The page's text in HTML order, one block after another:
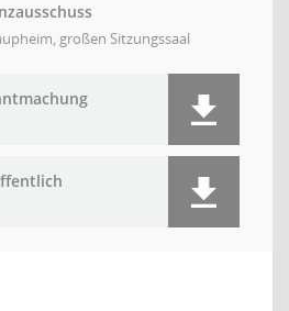
großen Sitzungssaal